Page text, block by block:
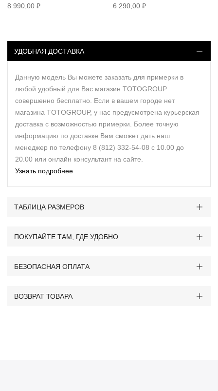
8 990,00 ₽
6 290,00 ₽
УДОБНАЯ ДОСТАВКА
Данную модель Вы можете заказать для примерки в
любой удобный для Вас магазин TOTOGROUP
совершенно бесплатно. Если в вашем городе нет
магазина TOTOGROUP, у нас предусмотрена курьерская
доставка с возможностью примерки. Более точную
информацию по доставке Вам сможет дать наш
менеджер по телефону 8 (812) 332-54-08 с 10.00 до
20.00 или онлайн консультант на сайте.
Узнать подробнее
ТАБЛИЦА РАЗМЕРОВ
ПОКУПАЙТЕ ТАМ, ГДЕ УДОБНО
БЕЗОПАСНАЯ ОПЛАТА
ВОЗВРАТ ТОВАРА